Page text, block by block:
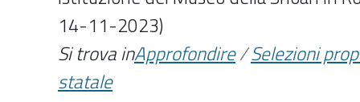
14-11-2023)
Si trova inApprofondire/Selezioni
statale